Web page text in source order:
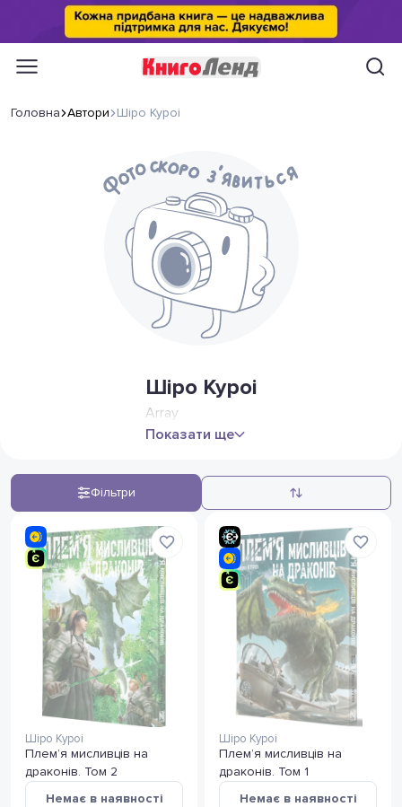
Головна Автори Шіро Куроі
Шіро Куроі
Array
Показати ще
Фільтри
Шіро Куроі
Плем’я мисливців на
драконів. Том 2
Немає в наявності
Шіро Куроі
Плем’я мисливців на
драконів. Том 1
Немає в наявності